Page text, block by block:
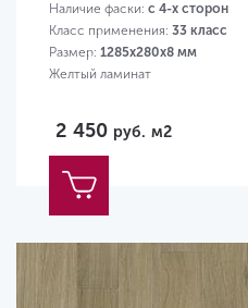
Наличие фаски: с 4-х сторон
Класс применения: 33 класс
Размер: 1285х280х8 мм
Желтый ламинат
2 450 руб. м2